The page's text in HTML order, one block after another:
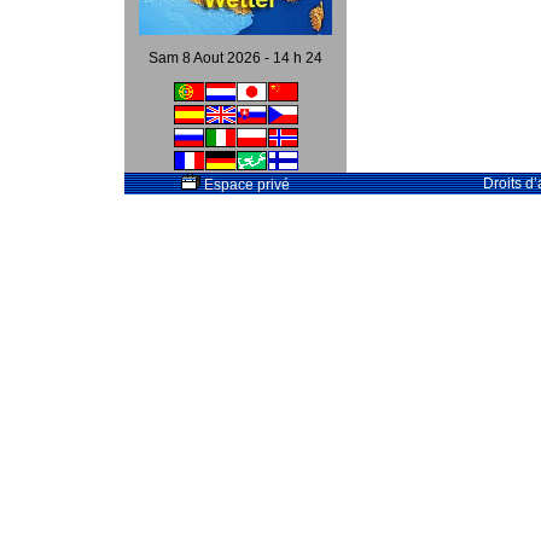
Sam 8 Aout 2026 - 14 h 24
Espace privé Droits